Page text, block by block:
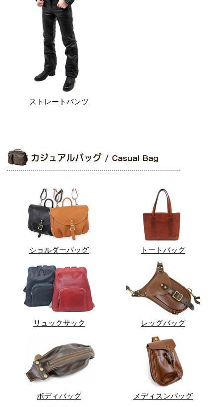
ストレートパンツ
ショルダーバッグ トートバッグ
リュックサック レッグバッグ
ボディバッグ メディスンバッグ